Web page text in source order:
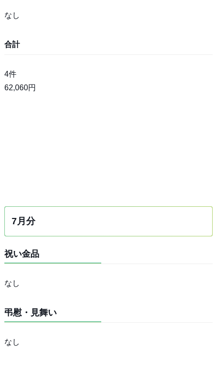
なし
合計
4件
62,060円
7月分
祝い金品
なし
弔慰・見舞い
なし